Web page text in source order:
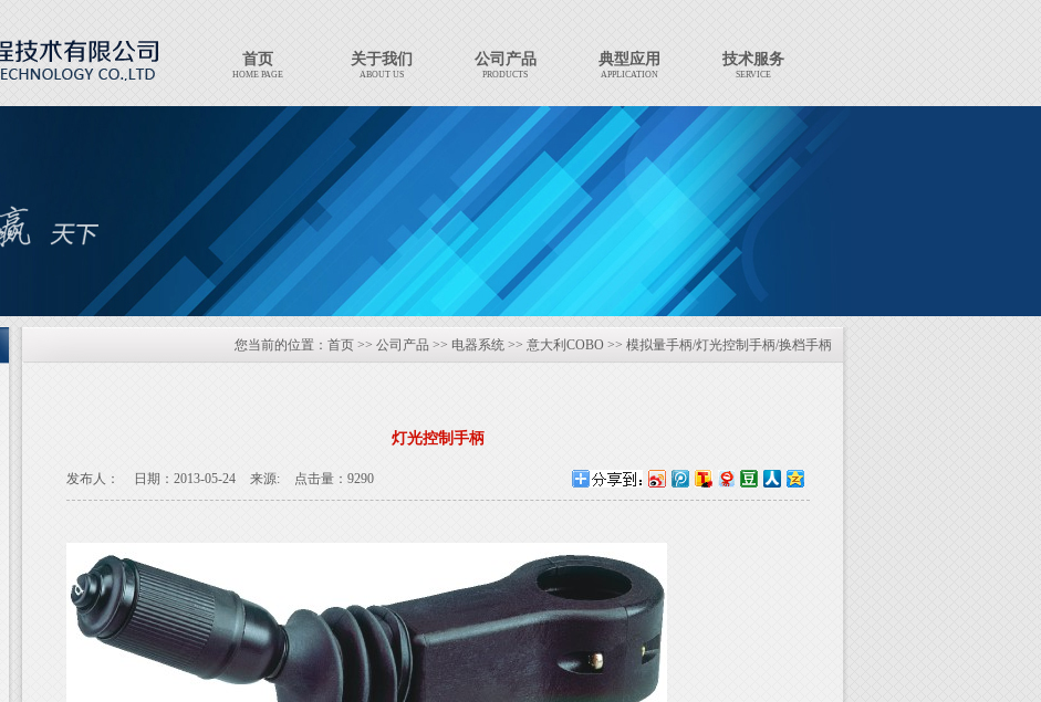
首页
HOME PAGE
关于我们
ABOUT US
公司产品
PRODUCTS
典型应用
APPLICATION
技术服务
SERVICE
EXPORT PRODUCTS
您当前的位置： 首页 >> 公司产品 >> 电器系统 >> 意大利COBO >> 模拟量手柄/灯光控制手柄/换档手柄
灯光控制手柄
发布人： 日期：2013-05-24 来源: 点击量：9290